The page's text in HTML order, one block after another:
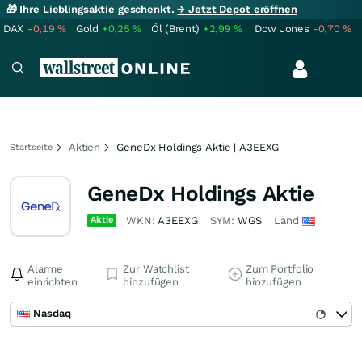
🎁 Ihre Lieblingsaktie geschenkt.→ Jetzt Depot eröffnen
DAX -0,19% Gold +0,25% Öl (Brent) +2,99% Dow Jones -0,70%
Startseite Aktien GeneDx Holdings Aktie | A3EEXG
GeneDx Holdings Aktie
Aktie WKN:A3EEXG SYM: WGS Land
Alarme
einrichten
Zur Watchlist
hinzufügen
Zum Portfolio
hinzufügen
Nasdaq